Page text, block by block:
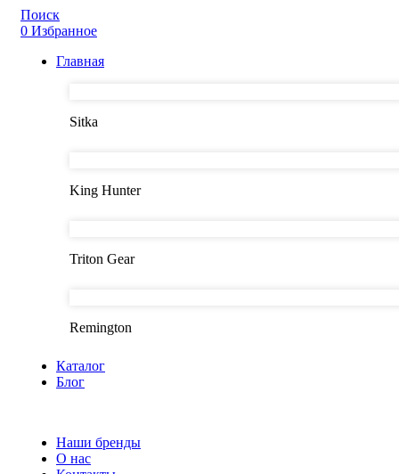
Поиск
0 Избранное
Главная
Sitka
King Hunter
Triton Gear
Remington
Каталог
Блог
Наши бренды
О нас